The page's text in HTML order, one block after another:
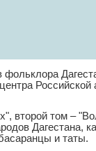
фольклора
Российской
второй том –
Дагестана,
и таты.